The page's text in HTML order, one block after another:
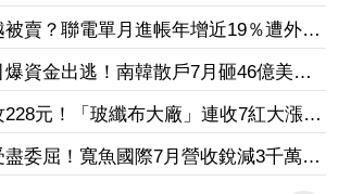
達166.45元 7月營收續旺再迎年月雙
賣？聯電單月進帳年增近19％遭外資
」 台塑4寶「這檔」營收刷49個月新
資金出逃！南韓散戶7月砸46億美元
股
228元！「玻纖布大廠」連收7紅大漲
單周撒16.7億元、掃入近萬張
盡委屈！寬魚國際7月營收銳減3千萬原
凌票房＞楊丞琳」 網笑翻：是吃了誠